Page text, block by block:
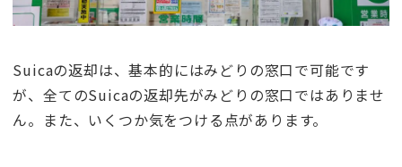
Suicaの返却は、基本的にはみどりの窓口で可能です
が、全てのSuicaの返却先がみどりの窓口ではありませ
ん。また、いくつか気をつける点があります。